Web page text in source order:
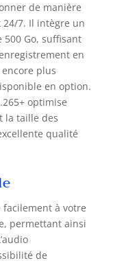
à vos
personnes
il offre
la distance
humain
】 : avec
le kit
peut
kit caméra
En même
sont
de manière
7. Il intègre un
500 Go, suffisant
en
plus
en option.
optimise
la taille des
qualité
facilement à votre
permettant ainsi
de